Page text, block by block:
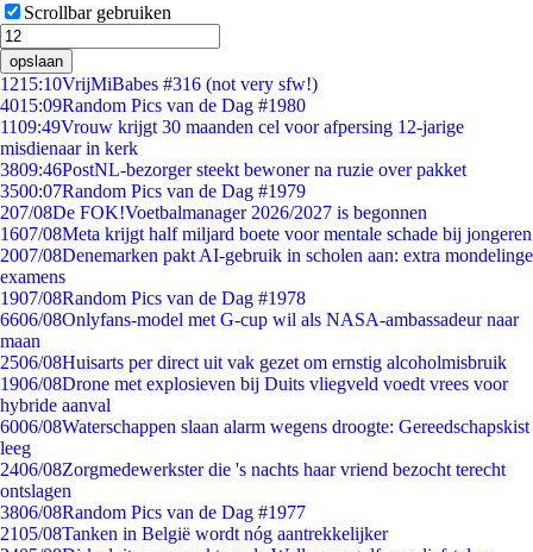
Scrollbar gebruiken
opslaan
1215:10VrijMiBabes #316 (not very sfw!)
4015:09Random Pics van de Dag #1980
1109:49Vrouw krijgt 30 maanden cel voor afpersing 12-jarige
misdienaar in kerk
3809:46PostNL-bezorger steekt bewoner na ruzie over pakket
3500:07Random Pics van de Dag #1979
207/08De FOK!Voetbalmanager 2026/2027 is begonnen
1607/08Meta krijgt half miljard boete voor mentale schade bij jongeren
2007/08Denemarken pakt AI-gebruik in scholen aan: extra mondelinge
examens
1907/08Random Pics van de Dag #1978
6606/08Onlyfans-model met G-cup wil als NASA-ambassadeur naar
maan
2506/08Huisarts per direct uit vak gezet om ernstig alcoholmisbruik
1906/08Drone met explosieven bij Duits vliegveld voedt vrees voor
hybride aanval
6006/08Waterschappen slaan alarm wegens droogte: Gereedschapskist
leeg
2406/08Zorgmedewerkster die 's nachts haar vriend bezocht terecht
ontslagen
3806/08Random Pics van de Dag #1977
2105/08Tanken in België wordt nóg aantrekkelijker